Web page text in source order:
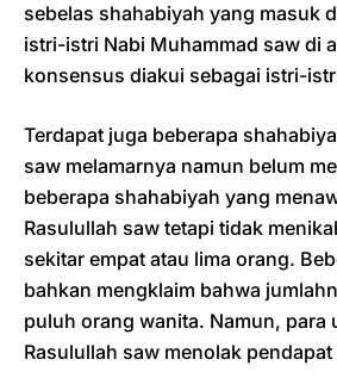
sebelas shahabiyah yang masuk
istri-istri Nabi Muhammad saw di
konsensus diakui sebagai istri-
Terdapat juga beberapa
saw melamarnya namun belum
beberapa shahabiyah yang
Rasulullah saw tetapi tidak
sekitar empat atau lima orang.
bahkan mengklaim bahwa
puluh orang wanita. Namun, para
Rasulullah saw menolak pendapat